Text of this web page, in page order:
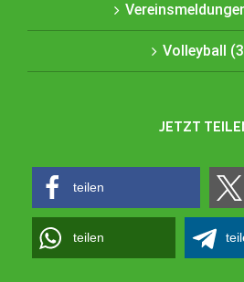
Volleyball
JETZT
teilen
teilen